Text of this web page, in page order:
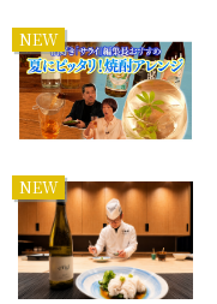
NEW
NEW